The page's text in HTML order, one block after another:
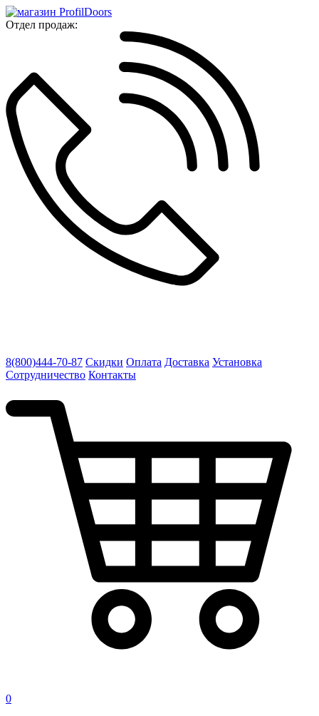
Отдел продаж:
8(800)444-70-87 Скидки Оплата Доставка Установка
Сотрудничество Контакты
0